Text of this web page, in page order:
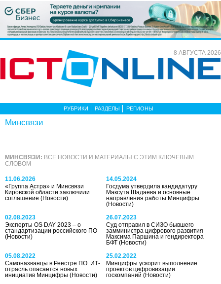
8 АВГУСТА 2026
РУБРИКИ РАЗДЕЛЫ РЕГИОНЫ
Минсвязи
МИНСВЯЗИ: ВСЕ НОВОСТИ И МАТЕРИАЛЫ С ЭТИМ КЛЮЧЕВЫМ
СЛОВОМ
11.06.2026
«Группа Астра» и Минсвязи
Кировской области заключили
соглашение (Новости)
14.05.2024
Госдума утвердила кандидатуру
Максута Шадаева и основные
направления работы Минцифры
(Новости)
02.08.2023
Эксперты OS DAY 2023 – о
стандартизации российского ПО
(Новости)
26.07.2023
Суд отправил в СИЗО бывшего
замминистра цифрового развития
Максима Паршина и гендиректора
БФТ(Новости)
05.08.2022
Самоназванцы в Реестре ПО. ИТ-
отрасль опасается новых
инициатив Минцифры (Новости)
25.02.2022
Минцифры ускорит выполнение
проектов цифровизации
госкомпаний(Новости)